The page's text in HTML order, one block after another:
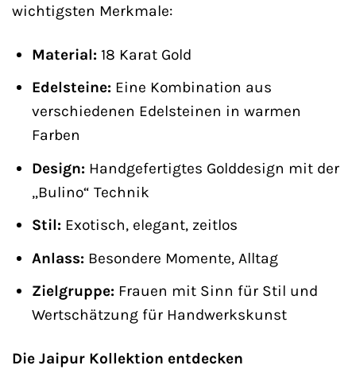
wichtigsten Merkmale:
Material:18 Karat Gold
Edelsteine:Eine Kombination aus
verschiedenen Edelsteinen in warmen
Farben
Design:Handgefertigtes Golddesign mit der
„Bulino“ Technik
Stil:Exotisch, elegant, zeitlos
Anlass:Besondere Momente, Alltag
Zielgruppe:Frauen mit Sinn für Stil und
Wertschätzung für Handwerkskunst
Die Jaipur Kollektion entdecken